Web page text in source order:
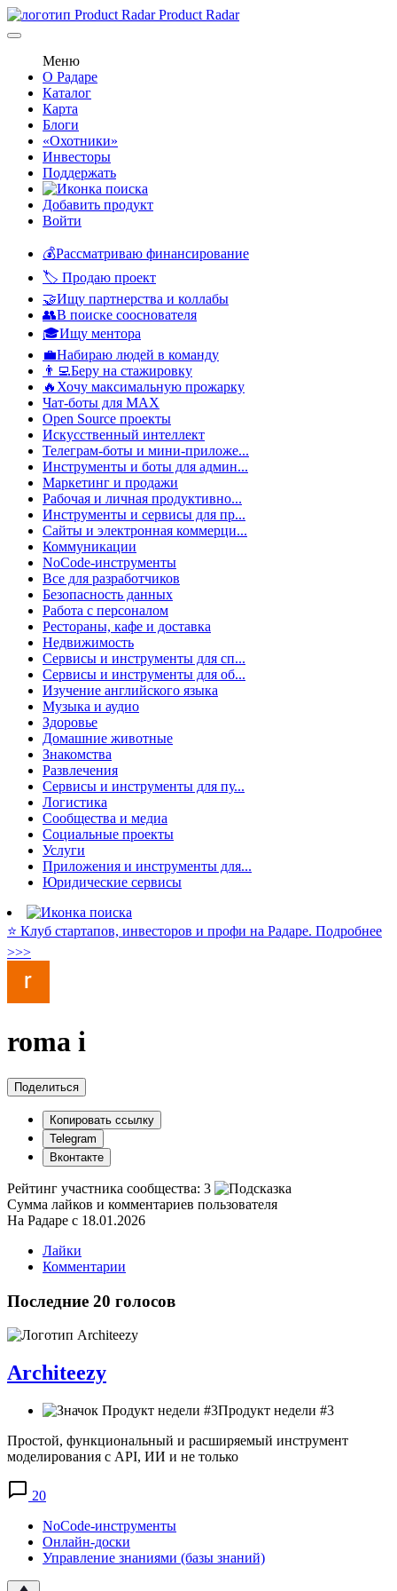
Product Radar
Меню
О Радаре
Каталог
Карта
Блоги
«Охотники»
Инвесторы
Поддержать
Добавить продукт
Войти
💰Рассматриваю финансирование
🏷️ Продаю проект
🤝Ищу партнерства и коллабы
👥В поиске сооснователя
🎓Ищу ментора
💼Набираю людей в команду
👨‍💻Беру на стажировку
🔥Хочу максимальную прожарку
Чат-боты для MAX
Open Source проекты
Искусственный интеллект
Телеграм-боты и мини-приложе...
Инструменты и боты для админ...
Маркетинг и продажи
Рабочая и личная продуктивно...
Инструменты и сервисы для пр...
Сайты и электронная коммерци...
Коммуникации
NoCode-инструменты
Все для разработчиков
Безопасность данных
Работа с персоналом
Рестораны, кафе и доставка
Недвижимость
Сервисы и инструменты для сп...
Сервисы и инструменты для об...
Изучение английского языка
Музыка и аудио
Здоровье
Домашние животные
Знакомства
Развлечения
Сервисы и инструменты для пу...
Логистика
Сообщества и медиа
Социальные проекты
Услуги
Приложения и инструменты для...
Юридические сервисы
⭐️ Клуб стартапов, инвесторов и профи на Радаре. Подробнее
>>>
roma i
Поделиться
Копировать ссылку
Telegram
Вконтакте
Рейтинг участника сообщества: 3
Сумма лайков и комментариев пользователя
На Радаре с 18.01.2026
Лайки
Комментарии
Последние 20 голосов
Architeezy
Продукт недели #3
Простой, функциональный и расширяемый инструмент
моделирования с API, ИИ и не только
20
NoCode-инструменты
Онлайн-доски
Управление знаниями (базы знаний)